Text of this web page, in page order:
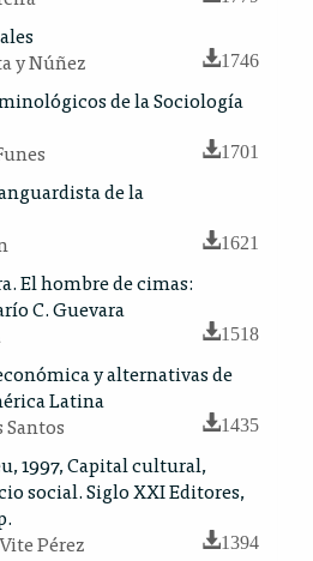
y Núñez
1746
de la Sociología
1701
de la
1621
El hombre de cimas:
C. Guevara
1518
y alternativas de
Latina
1435
1997, Capital cultural,
social. Siglo XXI Editores,
Pérez
1394